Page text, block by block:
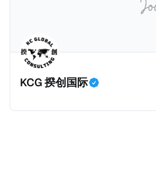
点击上述链接以下载报告原文。 请注意，这份报告提到
的偷漏税是从税务的公平性角
业应该承担较大的税费。换言
的避税行为是合法的，在这份报
一份报告主要分为七个部分，包括： * 内容摘要
六项全球偷漏税及国际税务竞
KCG 揆创国际